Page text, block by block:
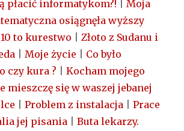
płacić informatykom?!
Moja
osiągnęła wyższy
to kurestwo
Złoto z Sudanu i
Moje życie
Co było
czy kura ?
Kocham mojego
mieszczę się w waszej jebanej
Problem z instalacja
Prace
jej pisania
Buta lekarzy.